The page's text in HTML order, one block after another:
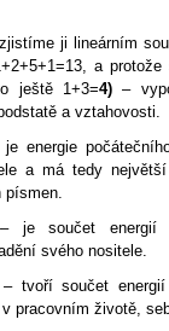
ji lineárním
a
ještě 1+3=4) –
a vztahovosti.
energie
a má tedy
písmen.
je součet energií
svého nositele.
tvoří součet
pracovním životě,